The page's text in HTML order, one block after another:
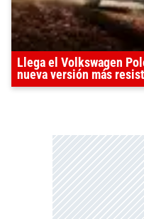
Llega el Volkswagen
nueva versión más